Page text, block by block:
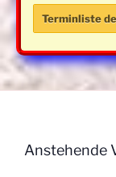
Terminliste
Anstehende